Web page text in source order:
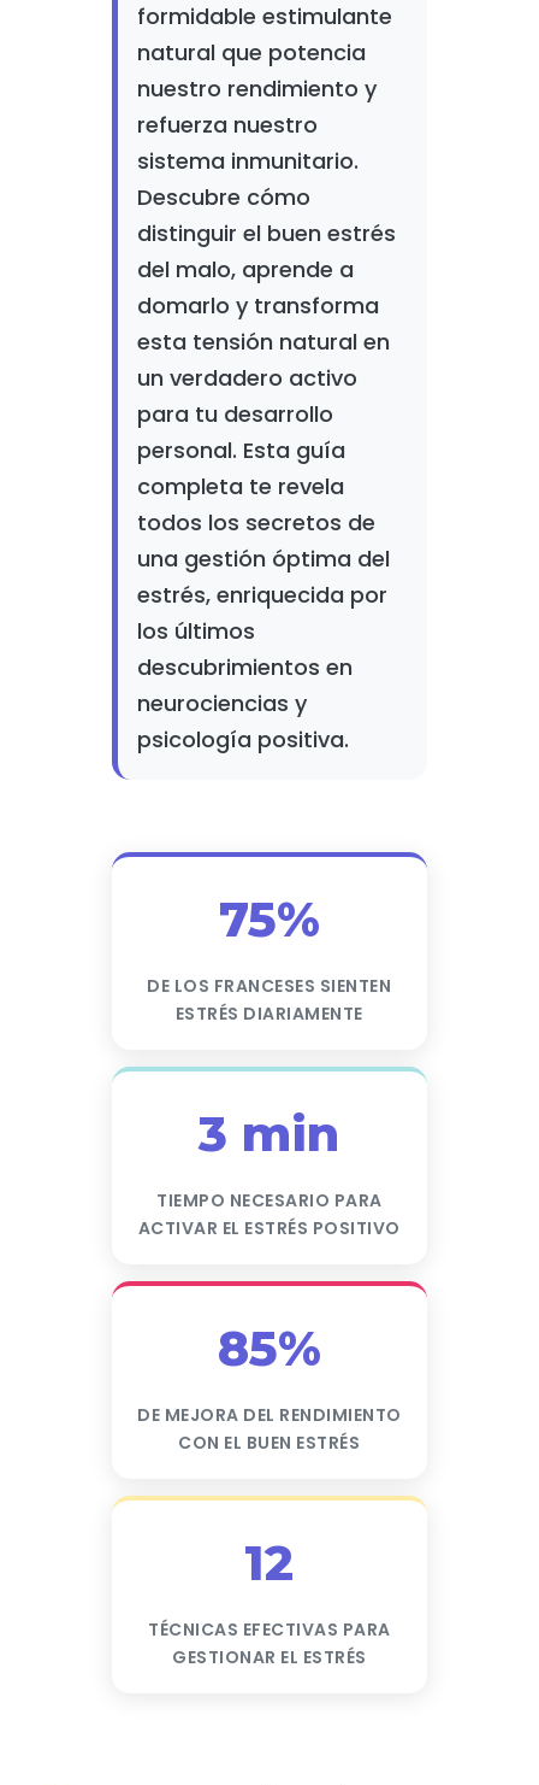
formidable estimulante
natural que potencia
nuestro rendimiento y
refuerza nuestro
sistema inmunitario.
Descubre cómo
distinguir el buen estrés
del malo, aprende a
domarlo y transforma
esta tensión natural en
un verdadero activo
para tu desarrollo
personal. Esta guía
completa te revela
todos los secretos de
una gestión óptima del
estrés, enriquecida por
los últimos
descubrimientos en
neurociencias y
psicología positiva.
75%
DE LOS FRANCESES SIENTEN
ESTRÉS DIARIAMENTE
3 min
TIEMPO NECESARIO PARA
ACTIVAR EL ESTRÉS POSITIVO
85%
DE MEJORA DEL RENDIMIENTO
CON EL BUEN ESTRÉS
12
TÉCNICAS EFECTIVAS PARA
GESTIONAR EL ESTRÉS